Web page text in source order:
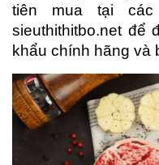
tiên mua tại
sieuthithitbo.net để
khẩu chính hãng và